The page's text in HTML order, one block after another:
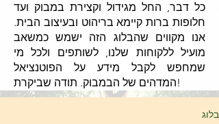
כל דבר, החל מגידול וקצירת במבוק ועד
חלופות ברות קיימא בריהוט ובעיצוב הבית.
אנו מקווים שהבלוג הזה ישמש כמשאב
מועיל ללקוחות שלנו, לשותפים ולכל מי
שמחפש לקבל מידע על הפוטנציאל
המדהים של הבמבוק. תודה שביקרת!
בלוג